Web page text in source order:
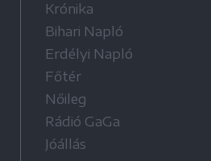
Krónika
Bihari Napló
Erdélyi Napló
Főtér
Nőileg
Rádió GaGa
Jóállás